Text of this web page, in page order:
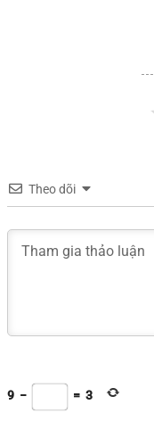
Theo dõi
9 − = 3